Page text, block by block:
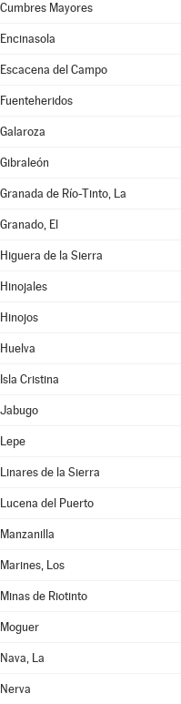
Cumbres Mayores
Encinasola
Escacena del Campo
Fuenteheridos
Galaroza
Gibraleón
Granada de Río-Tinto, La
Granado, El
Higuera de la Sierra
Hinojales
Hinojos
Huelva
Isla Cristina
Jabugo
Lepe
Linares de la Sierra
Lucena del Puerto
Manzanilla
Marines, Los
Minas de Riotinto
Moguer
Nava, La
Nerva